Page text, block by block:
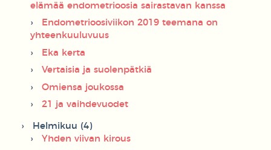
elämää endometrioosia sairastavan kanssa
Endometrioosiviikon 2019 teemana on
yhteenkuuluvuus
Eka kerta
Vertaisia ja suolenpätkiä
Omiensa joukossa
21 ja vaihdevuodet
Helmikuu (4)
Yhden viivan kirous